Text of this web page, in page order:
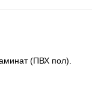
(ПВХ пол).